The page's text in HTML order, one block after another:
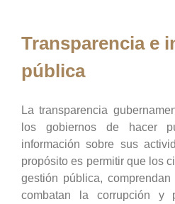
Transparencia e
pública
La transparencia
los gobiernos de hacer
información sobre sus
propósito es permitir que los
gestión pública,
combatan la corrupción y